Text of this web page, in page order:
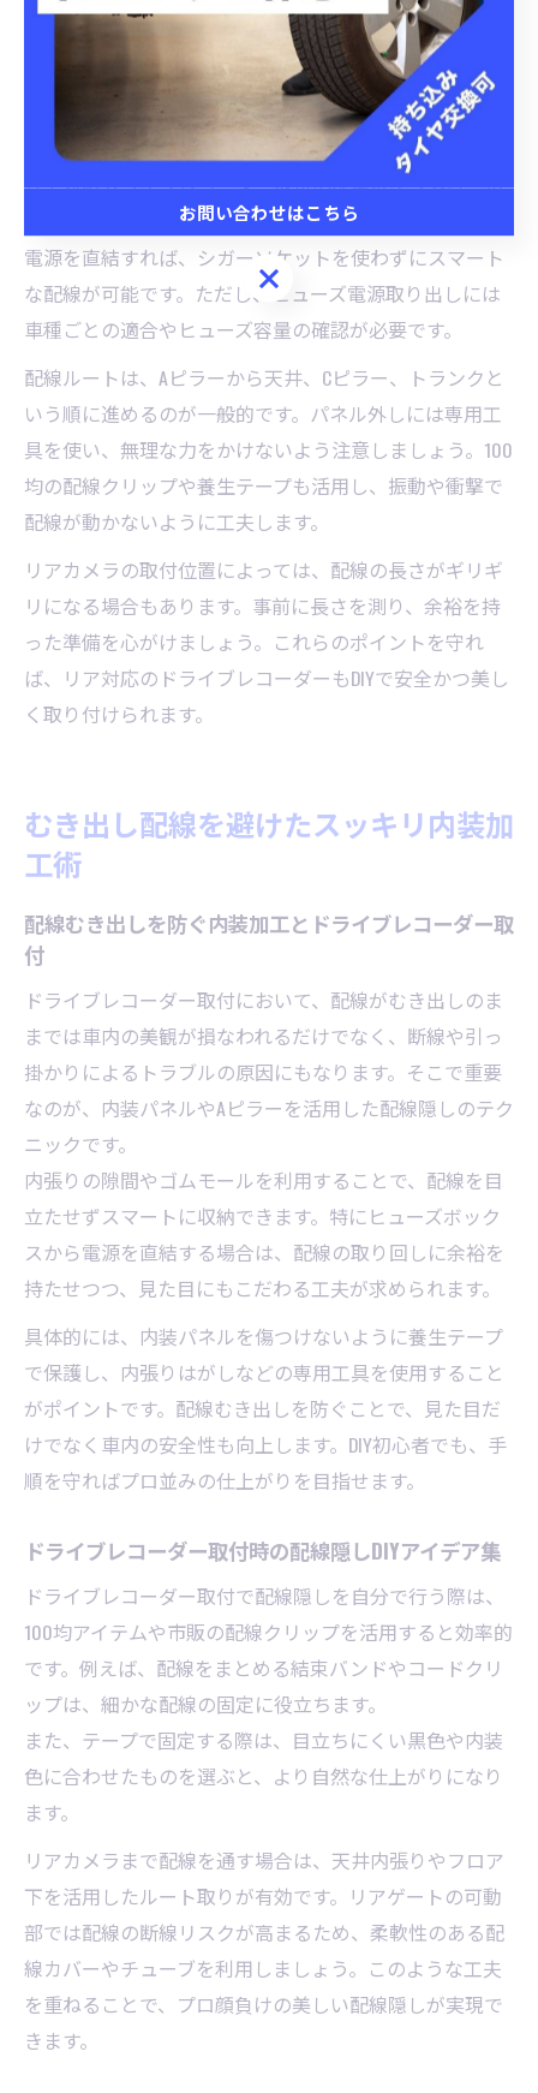
用品店で相談するのも有効です。ここまで徹底すれば、
リア配線のむき出しを効果的に防げます。
リア対応ドライブレコーダー取付の配線ポイント解説
リア対応ドライブレコーダー取付の配線ポイントは、電
源確保と安全なルート設定です。ヒューズボックスから
電源を直結すれば、シガーソケットを使わずにスマート
な配線が可能です。ただし、ヒューズ電源取り出しには
車種ごとの適合やヒューズ容量の確認が必要です。
配線ルートは、Aピラーから天井、Cピラー、トランクと
いう順に進めるのが一般的です。パネル外しには専用工
具を使い、無理な力をかけないよう注意しましょう。100
均の配線クリップや養生テープも活用し、振動や衝撃で
配線が動かないように工夫します。
リアカメラの取付位置によっては、配線の長さがギリギ
リになる場合もあります。事前に長さを測り、余裕を持
った準備を心がけましょう。これらのポイントを守れ
ば、リア対応のドライブレコーダーもDIYで安全かつ美し
く取り付けられます。
むき出し配線を避けたスッキリ内装加
工術
配線むき出しを防ぐ内装加工とドライブレコーダー取
付
ドライブレコーダー取付において、配線がむき出しのま
までは車内の美観が損なわれるだけでなく、断線や引っ
掛かりによるトラブルの原因にもなります。そこで重要
なのが、内装パネルやAピラーを活用した配線隠しのテク
ニックです。
内張りの隙間やゴムモールを利用することで、配線を目
立たせずスマートに収納できます。特にヒューズボック
スから電源を直結する場合は、配線の取り回しに余裕を
持たせつつ、見た目にもこだわる工夫が求められます。
具体的には、内装パネルを傷つけないように養生テープ
で保護し、内張りはがしなどの専用工具を使用すること
がポイントです。配線むき出しを防ぐことで、見た目だ
けでなく車内の安全性も向上します。DIY初心者でも、手
順を守ればプロ並みの仕上がりを目指せます。
ドライブレコーダー取付時の配線隠しDIYアイデア集
ドライブレコーダー取付で配線隠しを自分で行う際は、
100均アイテムや市販の配線クリップを活用すると効率的
です。例えば、配線をまとめる結束バンドやコードクリ
ップは、細かな配線の固定に役立ちます。
また、テープで固定する際は、目立ちにくい黒色や内装
色に合わせたものを選ぶと、より自然な仕上がりになり
ます。
リアカメラまで配線を通す場合は、天井内張りやフロア
下を活用したルート取りが有効です。リアゲートの可動
部では配線の断線リスクが高まるため、柔軟性のある配
線カバーやチューブを利用しましょう。このような工夫
を重ねることで、プロ顔負けの美しい配線隠しが実現で
きます。
お問い合わせはこちら
お問い合わせはこちら